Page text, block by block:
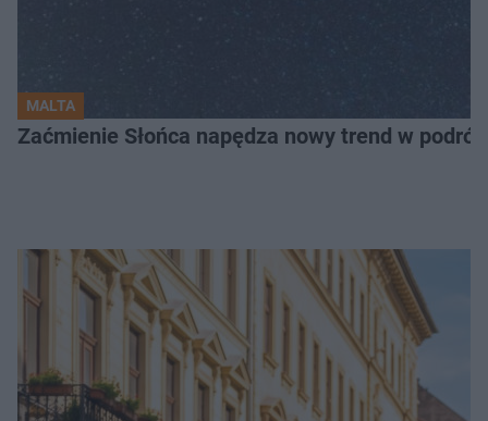
MALTA
Zaćmienie Słońca napędza nowy trend w